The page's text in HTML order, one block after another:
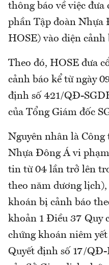
thông báo về việc đưa
phần Tập đoàn
HOSE) vào diện cảnh
Theo đó, HOSE đưa
cảnh báo kể từ ngày
định số 421/QĐ-
của Tổng Giám đốc
Nguyên nhân là Công
Nhựa Đông Á vi
tin từ 04 lần trở lên
theo năm dương
khoán bị cảnh báo
khoản 1 Điều 37 Quy
chứng khoán niêm
Quyết định số 17/